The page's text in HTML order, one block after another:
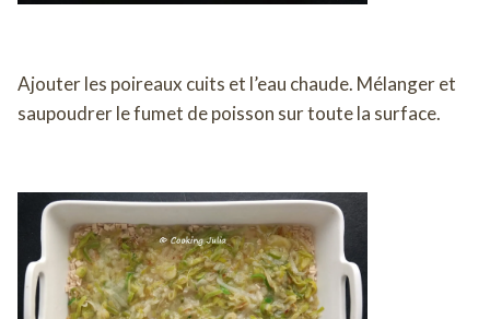
Ajouter les poireaux cuits et l’eau chaude. Mélanger et
saupoudrer le fumet de poisson sur toute la surface.